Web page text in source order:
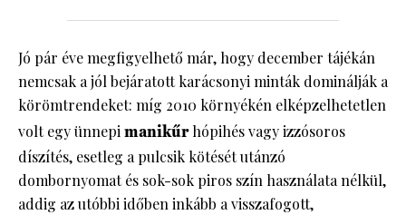
Jó pár éve megfigyelhető már, hogy december tájékán
nemcsak a jól bejáratott karácsonyi minták dominálják a
körömtrendeket: míg 2010 környékén elképzelhetetlen
volt egy ünnepimanikűrhópihés vagy izzósoros
díszítés, esetleg a pulcsik kötését utánzó
dombornyomat és sok-sok piros szín használata nélkül,
addig az utóbbi időben inkább a visszafogott,